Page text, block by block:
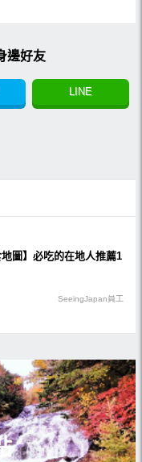
邊好友
LINE
地圖】必吃的在地人推薦1
SeeingJapan員工